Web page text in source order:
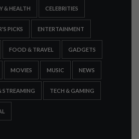
& HEALTH CELEBRITIES
PICKS ENTERTAINMENT
FOOD & TRAVEL GADGETS
MOVIES MUSIC NEWS
STREAMING TECH & GAMING